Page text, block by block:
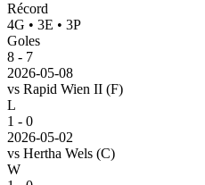
Récord
4G • 3E • 3P
Goles
8 - 7
2026-05-08
vs Rapid Wien II (F)
L
1 - 0
2026-05-02
vs Hertha Wels (C)
W